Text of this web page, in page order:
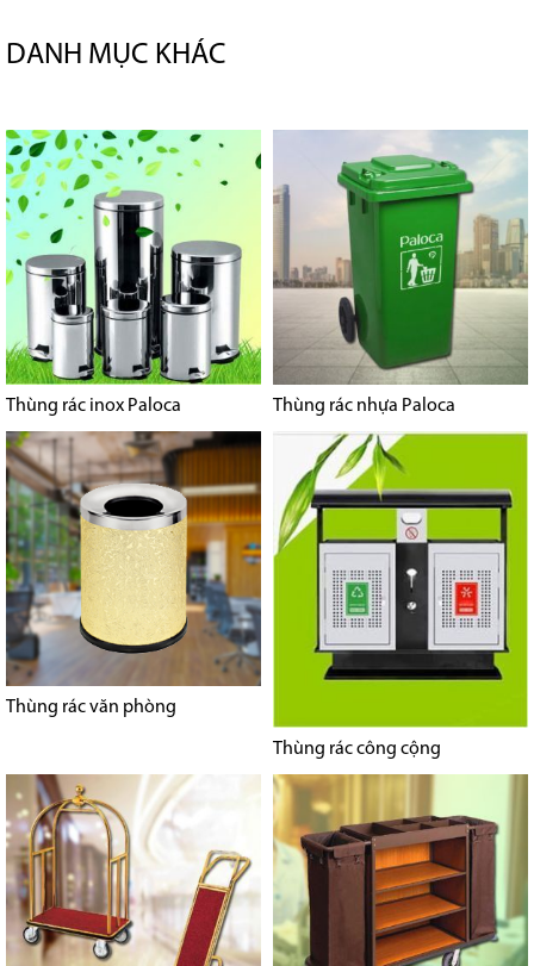
DANH MỤC KHÁC
Thùng rác inox Paloca Thùng rác nhựa Paloca
Thùng rác văn phòng
Thùng rác công cộng